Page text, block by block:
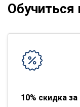
10% скидка